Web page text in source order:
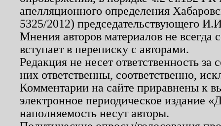
апелляционного определения
5325/2012) председательствующего
Мнения авторов материалов не
вступает в переписку с авторами.
Редакция не несет ответственность
них ответственны, соответственно,
Комментарии на сайте приравнены к
электронное периодическое издание
наполняемость несут авторы.